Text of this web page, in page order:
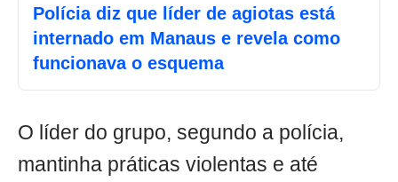
Polícia diz que líder de agiotas está
internado em Manaus e revela como
funcionava o esquema
O líder do grupo, segundo a polícia,
mantinha práticas violentas e até